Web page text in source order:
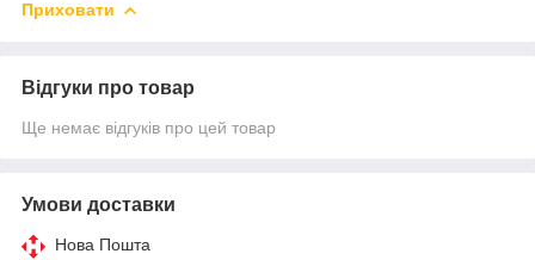
Приховати
Відгуки про товар
Ще немає відгуків про цей товар
Умови доставки
Нова Пошта